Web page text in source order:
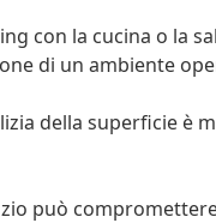
con la cucina o la
di un ambiente
della superficie è
può